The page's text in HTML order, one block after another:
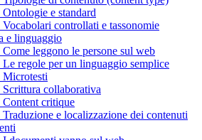
e standard
Vocabolari controllati e tassonomie
e linguaggio
Come leggono le persone sul web
Le regole per un linguaggio semplice
Microtesti
Scrittura collaborativa
Content critique
Traduzione e localizzazione dei contenuti